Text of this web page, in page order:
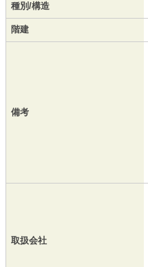
種別/構造
階建
備考
取扱会社